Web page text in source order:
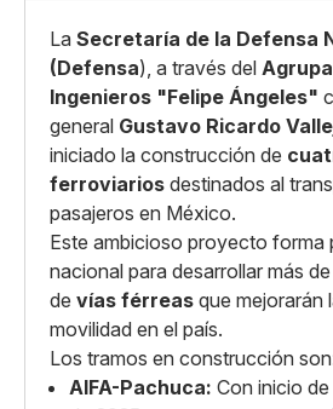
La Secretaría de la Defensa
(Defensa), a través del
Ingenieros "Felipe Ángeles"
general Gustavo Ricardo
iniciado la construcción de
ferroviarios destinados al
pasajeros en México.
Este ambicioso proyecto forma
nacional para desarrollar más
de vías férreas que mejorarán
movilidad en el país. ​
Los tramos en construcción
AIFA-Pachuca: Con inicio